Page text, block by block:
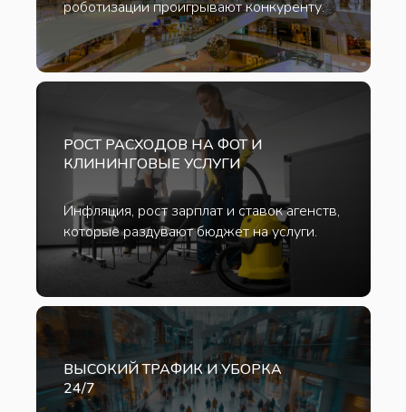
роботизации проигрывают конкуренту.
РОСТ РАСХОДОВ НА ФОТ И
КЛИНИНГОВЫЕ УСЛУГИ
Инфляция, рост зарплат и ставок агенств,
которые раздувают бюджет на услуги.
ВЫСОКИЙ ТРАФИК И УБОРКА
24/7